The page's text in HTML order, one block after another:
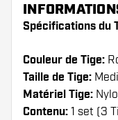
Spécifications du
Couleur de Tige:
Taille de Tige:
Matériel Tige:
Contenu: 1 set (3